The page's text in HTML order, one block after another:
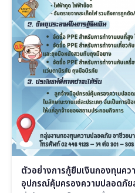
ตัวอย่างการกู้ยืมเงินกองทุนค
อุปกรณ์คุ้มครองความปลอดภั